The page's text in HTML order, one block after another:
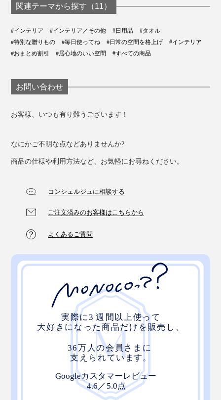
関連テーマから探す（11）
#インテリア #インテリア／その他 #日用品
#タオル
#特別な贈りもの
#毎日使ってね #日常の空間を格上げ
#インテリア
#おまとめ割引
#居心地のいい空間 #すべての商品
お問い合わせ
お客様、いつも有り難うございます！
なにかご不明な点などありませんか?
商品の仕様や利用方法など、お気軽にお尋ねください。
コンシェルジュに相談する
ご注文済みのお客様はこちらから
よくあるご質問